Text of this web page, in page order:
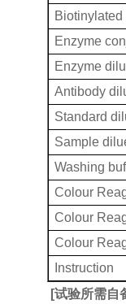
Enzyme
Enzyme
Antibody
Standard
Sample
Washing
Colour
Colour
Colour
Instruction
[试验所需自